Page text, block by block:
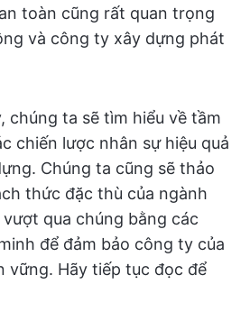
toàn cũng rất quan trọng
và công ty xây dựng phát
chúng ta sẽ tìm hiểu về tầm
chiến lược nhân sự hiệu quả
Chúng ta cũng sẽ thảo
thức đặc thù của ngành
qua chúng bằng các
để đảm bảo công ty của
vững. Hãy tiếp tục đọc để